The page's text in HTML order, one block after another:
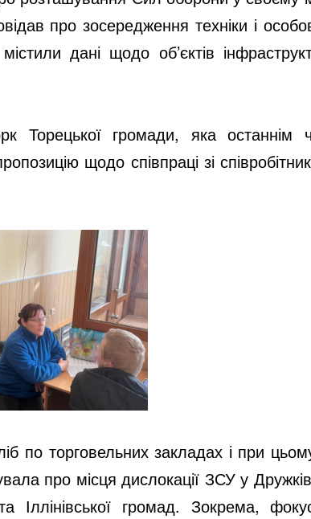
про зосередження техніки і
дані щодо об’єктів
Торецької громади, яка
щодо співпраці зі
по торговельних закладах і при
про місця дислокації ЗСУ у
Іллінівської громад. Зокрема,